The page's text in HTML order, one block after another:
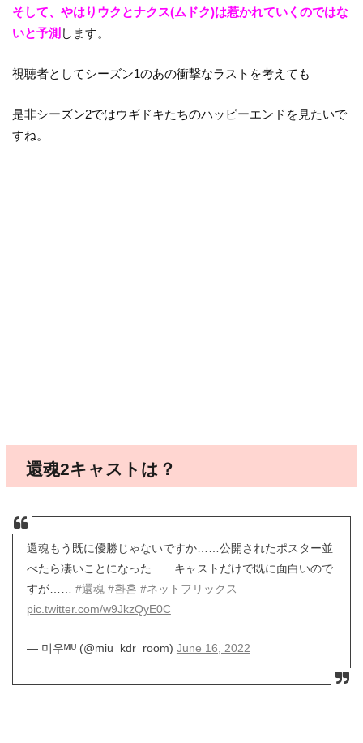
そして、やはりウクとナクス(ムドク)は惹かれていくのではな
いと予測 します。
視聴者としてシーズン1のあの衝撃なラストを考えても
是非シーズン2ではウギドキたちのハッピーエンドを見たいで
すね。
還魂2キャストは？
還魂もう既に優勝じゃないですか……公開されたポスター並
べたら凄いことになった……キャストだけで既に面白いので
すが…… #還魂 #환혼 #ネットフリックス
pic.twitter.com/w9JkzQyE0C
— 미우ᴹᴵᵁ (@miu_kdr_room) June 16, 2022